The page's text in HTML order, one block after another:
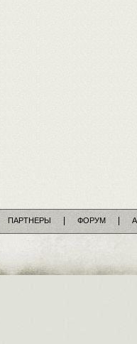
ПАРТНЕРЫ ФОРУМ